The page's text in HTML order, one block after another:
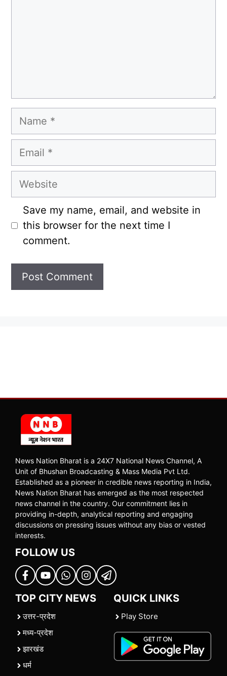
Name
Email
Website
Save my name, email, and website in
this browser for the next time I
comment.
News Nation Bharat is a 24X7 National News Channel, A
Unit of Bhushan Broadcasting & Mass Media Pvt Ltd.
Established as a pioneer in credible news reporting in India,
News Nation Bharat has emerged as the most respected
news channel in the country. Our commitment lies in
providing in-depth, analytical reporting and engaging
discussions on pressing issues without any bias or vested
interests.
FOLLOW US
TOP CITY NEWS
उत्तर-प्रदेश
मध्य-प्रदेश
झारखंड
धर्म
QUICK LINKS
Play Store